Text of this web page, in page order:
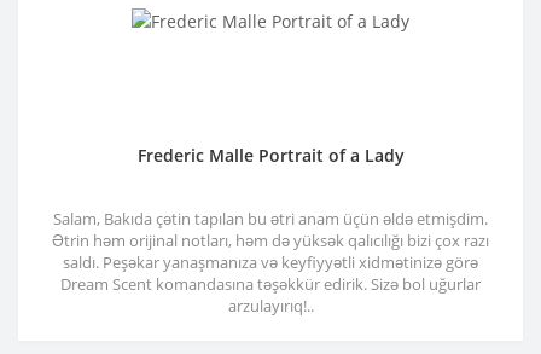
Frederic Malle Portrait of a Lady
Salam, Bakıda çətin tapılan bu ətri anam üçün əldə etmişdim.
Ətrin həm orijinal notları, həm də yüksək qalıcılığı bizi çox razı
saldı. Peşəkar yanaşmanıza və keyfiyyətli xidmətinizə görə
Dream Scent komandasına təşəkkür edirik. Sizə bol uğurlar
arzulayırıq!..